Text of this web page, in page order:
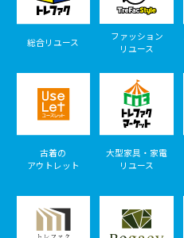
総合リユース
ファッション
リユース
古着の
アウトレット
大型家具・家電
リユース